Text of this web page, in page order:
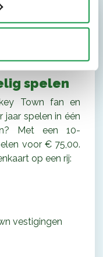
spelen
Town fan en
jaar spelen in één
Met een 10-
voor € 75,00.
op een rij:
vestigingen